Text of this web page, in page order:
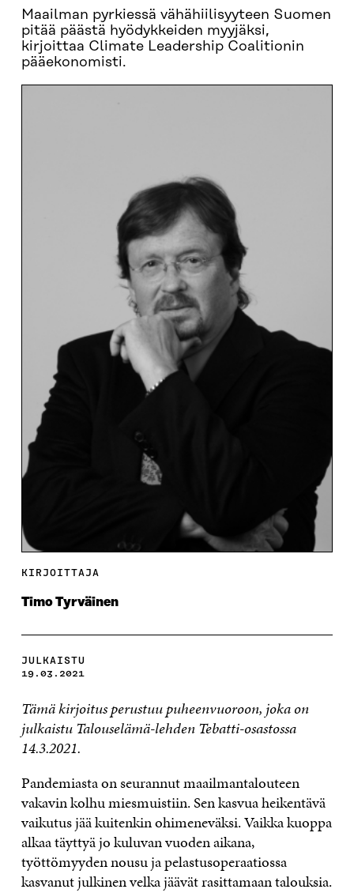
Maailman pyrkiessä vähähiilisyyteen Suomen
pitää päästä hyödykkeiden myyjäksi,
kirjoittaa Climate Leadership Coalitionin
pääekonomisti.
KIRJOITTAJA
Timo Tyrväinen
JULKAISTU
19.03.2021
Tämä kirjoitus perustuu puheenvuoroon, joka on
julkaistu Talouselämä-lehden Tebatti-osastossa
14.3.2021.
Pandemiasta on seurannut maailmantalouteen
vakavin kolhu miesmuistiin. Sen kasvua heikentävä
vaikutus jää kuitenkin ohimeneväksi. Vaikka kuoppa
alkaa täyttyä jo kuluvan vuoden aikana,
työttömyyden nousu ja pelastusoperaatiossa
kasvanut julkinen velka jäävät rasittamaan talouksia.